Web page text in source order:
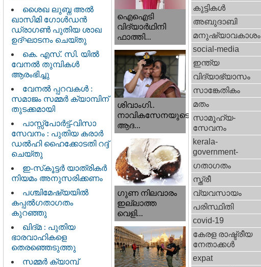
ശൈഖ ലുബ്ന അൽ
ഖാസിമി ഗോൾഡൻ
ഡ്രാഗൺ പുതിയ ശാഖ
ഉദ്ഘാടനം ചെയ്തു
കെ. എസ്. സി. യിൽ
വേനൽ തുമ്പികൾ
ആരംഭിച്ചു
വേനൽ പ്പറവകൾ :
സമാജം സമ്മർ ക്യാമ്പിന്
തുടക്കമായി
പാസ്സ്പോർട്ട്-വിസാ
സേവനം : പുതിയ കരാർ
ഡൽഹി ഹൈക്കോടതി റദ്ദ്
ചെയ്തു
ഇ-സ്‌കൂട്ടർ യാത്രികർ
നിയമം അനുസരിക്കണം
പശ്ചിമേഷ്യയിൽ
കപ്പൽഗതാഗതം
കുറഞ്ഞു
ഖിദ്മ : പുതിയ
ഭാരവാഹികളെ
തെരഞ്ഞെടുത്തു
സമ്മർ ക്യാമ്പ്
ഐഐടി
വിദ്യാര്‍ഥിനി
ഫാത്തി...
ശിവാംഗി..
നാവികസേനയുടെ
ആദ...
ഗുണ നിലവാരം
ഇല്ലാത്ത
വെളി...
കുട്ടികള്‍
അബുദാബി
മനുഷ്യാവകാശം
social-media
ഇന്ത്യ
വിദ്യാഭ്യാസം
സാങ്കേതികം
മതം
സാമൂഹ്യ-
സേവനം
kerala-
government-
ഗതാഗതം
സ്ത്രീ
വ്യവസായം
പരിസ്ഥിതി
covid-19
കേരള രാഷ്ട്രീയ
നേതാക്കള്‍
expat